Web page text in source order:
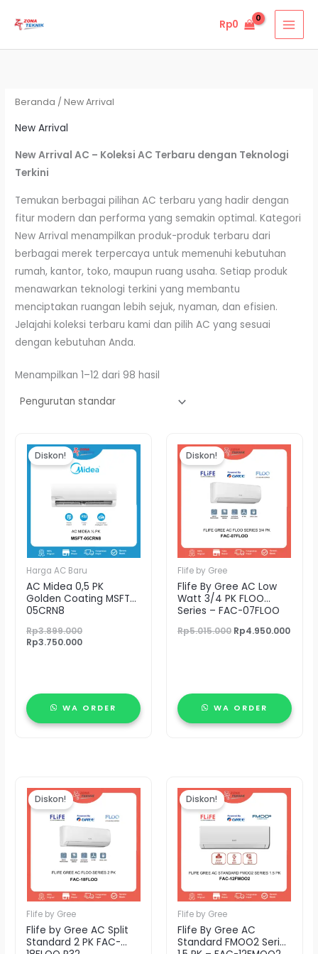
Rp0
Beranda / New Arrival
New Arrival
New Arrival AC – Koleksi AC Terbaru dengan Teknologi
Terkini
Temukan berbagai pilihan AC terbaru yang hadir dengan
fitur modern dan performa yang semakin optimal. Kategori
New Arrival menampilkan produk-produk terbaru dari
berbagai merek terpercaya untuk memenuhi kebutuhan
rumah, kantor, toko, maupun ruang usaha. Setiap produk
menawarkan teknologi terkini yang membantu
menciptakan ruangan lebih sejuk, nyaman, dan efisien.
Jelajahi koleksi terbaru kami dan pilih AC yang sesuai
dengan kebutuhan Anda.
Menampilkan 1–12 dari 98 hasil
Diskon!
Harga AC Baru
AC Midea 0,5 PK
Golden Coating MSFT-
05CRN8
Rp3.899.000
aslinya
adalah:
Rp3.899.000.
Rp3.750.000
saat
ini
adalah:
WA ORDER
Diskon!
Flife by Gree
Flife By Gree AC Low
Watt 3/4 PK FLOO
Series – FAC-07FLOO
Rp5.015.000
aslinya
adalah:
Rp5.015.000.
Rp4.950.000
WA ORDER
Diskon!
Flife by Gree
Flife by Gree AC Split
Standard 2 PK FAC-
aslinya
adalah:
Rp7.000.000.
saat
ini
adalah:
Rp6.829.000.
Diskon!
Flife by Gree
Flife By Gree AC
Standard FMOO2 Series
aslinya
adalah:
Rp5.678.000.
saat
ini
adalah:
Rp5.400.000.